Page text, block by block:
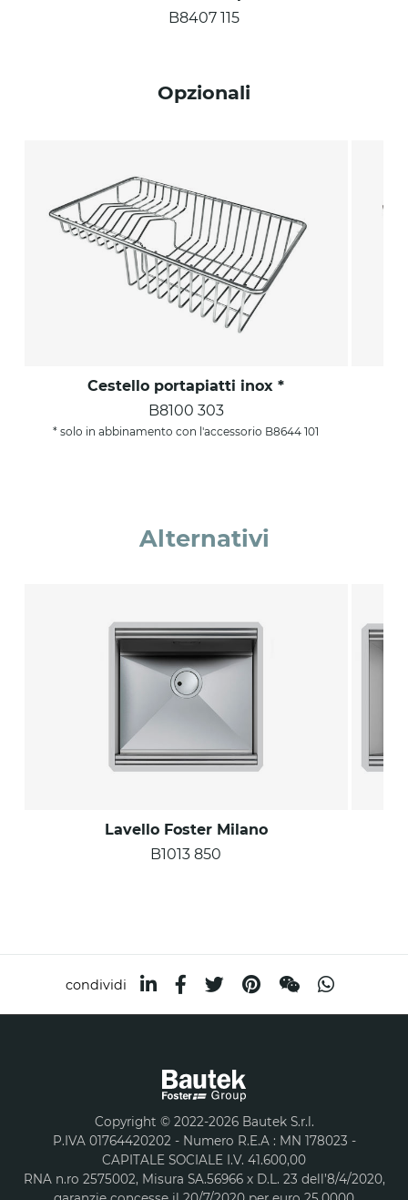
B8407 115
Opzionali
Cestello portapiatti inox *
B8100 303
* solo in abbinamento con l'accessorio B8644 101
Alternativi
Lavello Foster Milano
B1013 850
condividi
Copyright © 2022-2026 Bautek S.r.l.
P.IVA 01764420202 - Numero R.E.A : MN 178023 -
CAPITALE SOCIALE I.V. 41.600,00
RNA n.ro 2575002, Misura SA.56966 x D.L. 23 dell’8/4/2020,